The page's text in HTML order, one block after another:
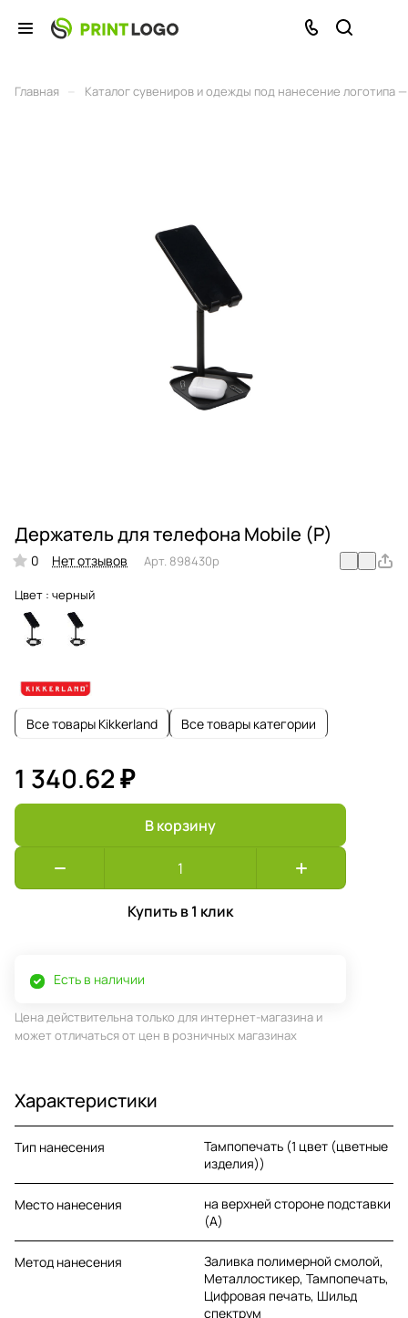
Главная Каталог сувениров и одежды под нанесение логотипа
Держатель для телефона Mobile (Р)
0 Нет отзывов Арт. 898430p
Цвет : черный
Все товары Kikkerland Все товары категории
1 340.62 ₽
В корзину
Купить в 1 клик
Есть в наличии
Цена действительна только для интернет-магазина и
может отличаться от цен в розничных магазинах
Характеристики
Тип нанесения
Тампопечать (1 цвет (цветные
изделия))
Место нанесения
на верхней стороне подставки
(A)
Метод нанесения
Заливка полимерной смолой,
Металлостикер, Тампопечать,
Цифровая печать, Шильд
спектрум